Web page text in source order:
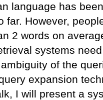
language has
far. However,
2 words on
systems
of the
expansion
I will present a